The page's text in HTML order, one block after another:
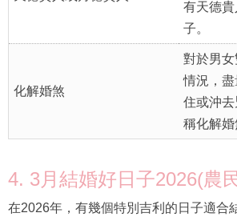
有天德貴
子。
化解婚煞
對於男
情況，
住或沖
稱化解婚
4. 3月結婚好日子2026(農
在2026年，有幾個特別吉利的日子適合